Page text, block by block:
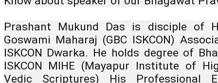
Prashant Mukund Das is disciple of
Goswami Maharaj (GBC ISKCON)
ISKCON Dwarka. He holds degree of
ISKCON MIHE (Mayapur Institute of
Vedic Scriptures) His Professional